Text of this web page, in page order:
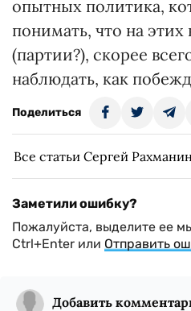
опытных политика,
понимать, что на
(партии?), скорее
наблюдать, как
Поделиться
Все статьи Сергей
Заметили ошибку?
Пожалуйста, выделите ее
Ctrl+Enter или Отправить
Добавить